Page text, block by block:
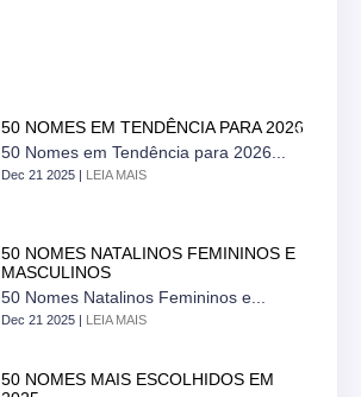
50 NOMES EM TENDÊNCIA PARA 2026
50 Nomes em Tendência para 2026...
Dec 21 2025 | LEIA MAIS
50 NOMES NATALINOS FEMININOS E
MASCULINOS
50 Nomes Natalinos Femininos e...
Dec 21 2025 | LEIA MAIS
50 NOMES MAIS ESCOLHIDOS EM